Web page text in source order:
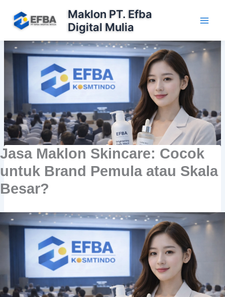
konten
Maklon PT. Efba
Digital Mulia
Jasa Maklon Skincare: Cocok
untuk Brand Pemula atau Skala
Besar?